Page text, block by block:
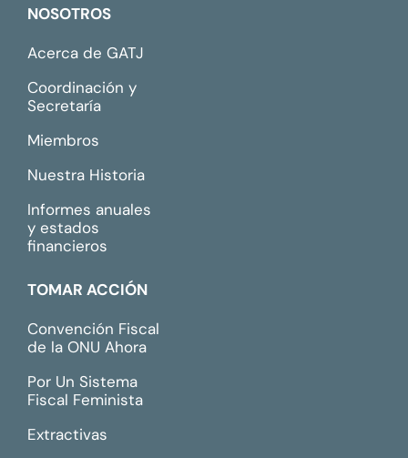
NOSOTROS
Acerca de GATJ
Coordinación y
Secretaría
Miembros
Nuestra Historia
Informes anuales
y estados
financieros
TOMAR ACCIÓN
Convención Fiscal
de la ONU Ahora
Por Un Sistema
Fiscal Feminista
Extractivas